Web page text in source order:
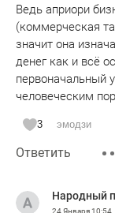
Ведь априори
(коммерческая
значит она
денег как и всё
первоначальный
человеческим
3 эмодзи
Ответить
Народный
24 Января10:54